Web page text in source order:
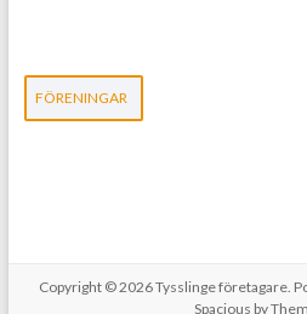
FÖRENINGAR
Copyright © 2026Tysslinge företagare.
Spacious by